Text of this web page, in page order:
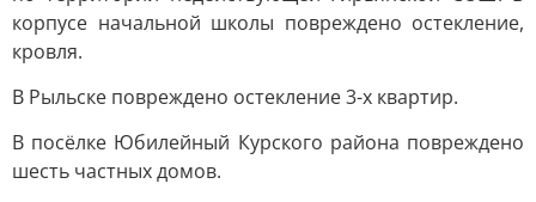
корпусе начальной школы повреждено остекление,
кровля.
В Рыльске повреждено остекление 3-х квартир.
В посёлке Юбилейный Курского района повреждено
шесть частных домов.